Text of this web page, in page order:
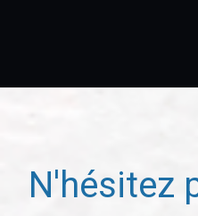
N'hésitez